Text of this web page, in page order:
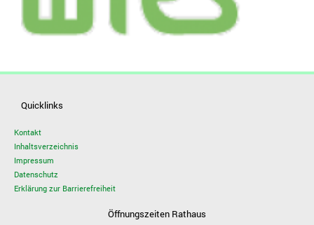
Quicklinks
Kontakt
Inhaltsverzeichnis
Impressum
Datenschutz
Erklärung zur Barrierefreiheit
Öffnungszeiten Rathaus